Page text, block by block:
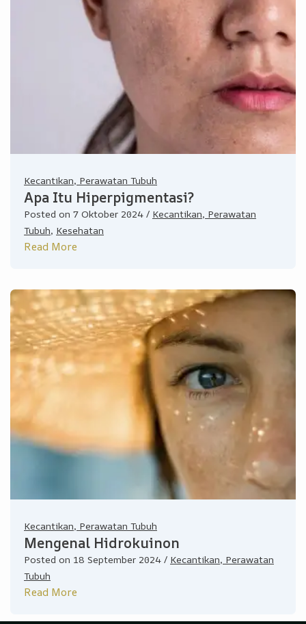
Kecantikan, Perawatan Tubuh
Apa Itu Hiperpigmentasi?
Posted on 7 Oktober 2024 / Kecantikan, Perawatan
Tubuh, Kesehatan
Read More
Kecantikan, Perawatan Tubuh
Mengenal Hidrokuinon
Posted on 18 September 2024 / Kecantikan, Perawatan
Tubuh
Read More